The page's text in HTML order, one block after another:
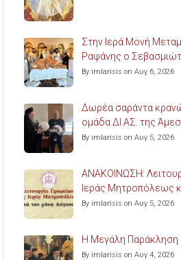
Στην Ιερά Μονή
Ραψάνης ο
By imlarisis on Αυγ 6, 2026
Δωρέα σαράντα
ομάδα ΔΙ.ΑΣ. της
By imlarisis on Αυγ 5, 2026
ΑΝΑΚΟΙΝΩΣΗ:
Ιεράς Μητροπόλεως
By imlarisis on Αυγ 5, 2026
Η Μεγάλη Παράκληση
By imlarisis on Αυγ 4, 2026